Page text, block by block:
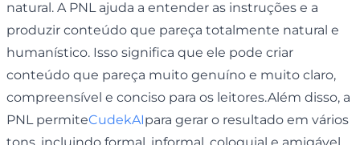
natural. A PNL ajuda a entender as instruções e a
produzir conteúdo que pareça totalmente natural e
humanístico. Isso significa que ele pode criar
conteúdo que pareça muito genuíno e muito claro,
compreensível e conciso para os leitores.Além disso, a
PNL permiteCudekAIpara gerar o resultado em vários
tons, incluindo formal, informal, coloquial e amigável.